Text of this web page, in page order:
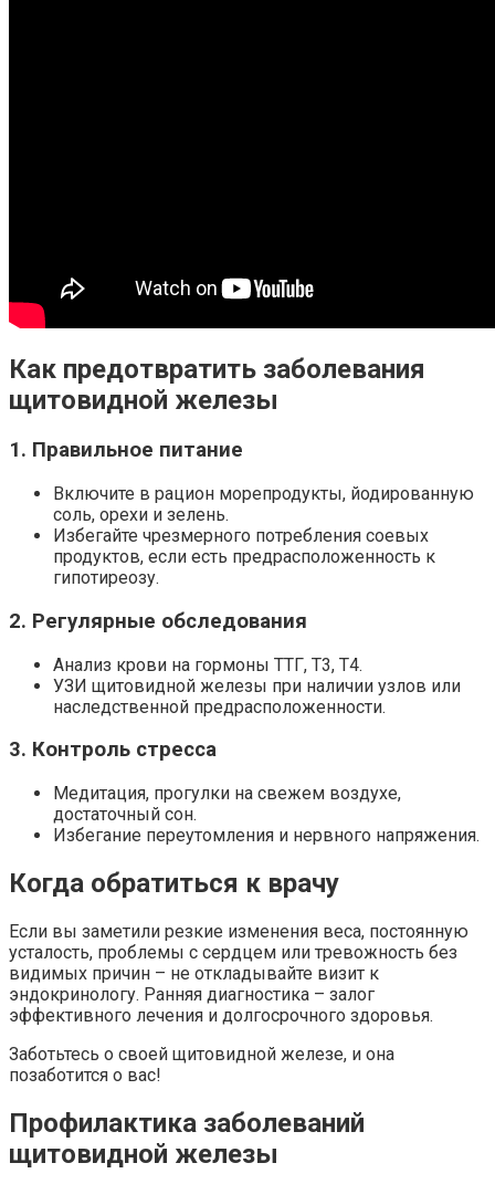
Как предотвратить заболевания
щитовидной железы
1. Правильное питание
Включите в рацион морепродукты, йодированную
соль, орехи и зелень.
Избегайте чрезмерного потребления соевых
продуктов, если есть предрасположенность к
гипотиреозу.
2. Регулярные обследования
Анализ крови на гормоны ТТГ, Т3, Т4.
УЗИ щитовидной железы при наличии узлов или
наследственной предрасположенности.
3. Контроль стресса
Медитация, прогулки на свежем воздухе,
достаточный сон.
Избегание переутомления и нервного напряжения.
Когда обратиться к врачу
Если вы заметили резкие изменения веса, постоянную
усталость, проблемы с сердцем или тревожность без
видимых причин – не откладывайте визит к
эндокринологу. Ранняя диагностика – залог
эффективного лечения и долгосрочного здоровья.
Заботьтесь о своей щитовидной железе, и она
позаботится о вас!
Профилактика заболеваний
щитовидной железы